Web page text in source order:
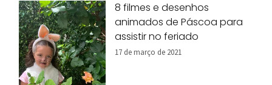
8 filmes e desenhos
animados de Páscoa para
assistir no feriado
17 de março de 2021